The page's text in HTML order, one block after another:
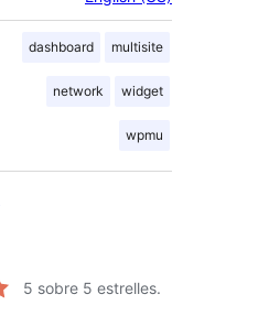
dashboard multisite
network widget
wpmu
5 sobre 5 estrelles.